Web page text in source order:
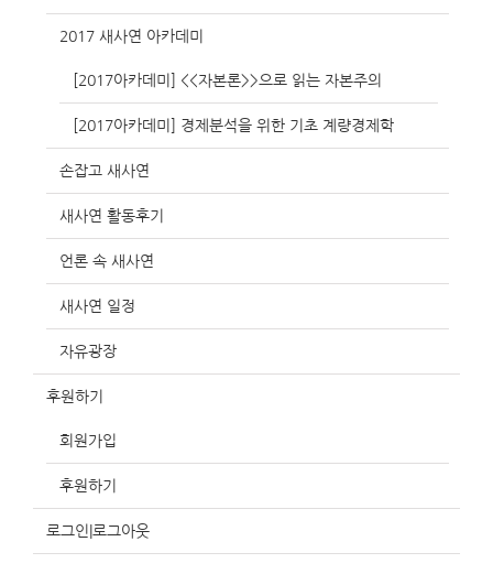
2017 새사연 아카데미
[2017아카데미] <<자본론>>으로 읽는 자본주의
[2017아카데미] 경제분석을 위한 기초 계량경제학
손잡고 새사연
새사연 활동후기
언론 속 새사연
새사연 일정
자유광장
후원하기
회원가입
후원하기
로그인|로그아웃